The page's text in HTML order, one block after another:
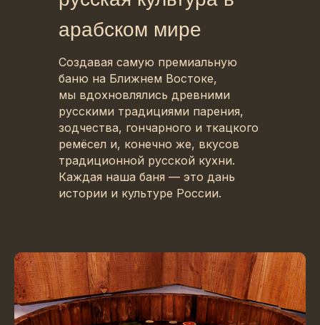
Создавая самую премиальную
баню на Ближнем Востоке,
мы вдохновлялись древними
русскими традициями парения,
зодчества, гончарного и ткацкого
ремёсел и, конечно же, вкусов
традиционной русской кухни.
Каждая наша баня — это дань
истории и культуре России.
арабском мире